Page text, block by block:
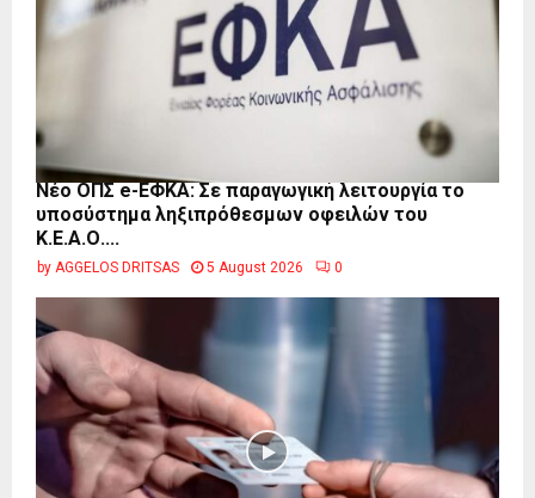
Νέο ΟΠΣ e-ΕΦΚΑ: Σε παραγωγική λειτουργία το
υποσύστημα ληξιπρόθεσμων οφειλών του
Κ.Ε.Α.Ο....
by AGGELOS DRITSAS 5 August 2026 0